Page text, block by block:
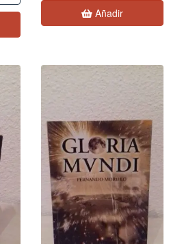
Añadir